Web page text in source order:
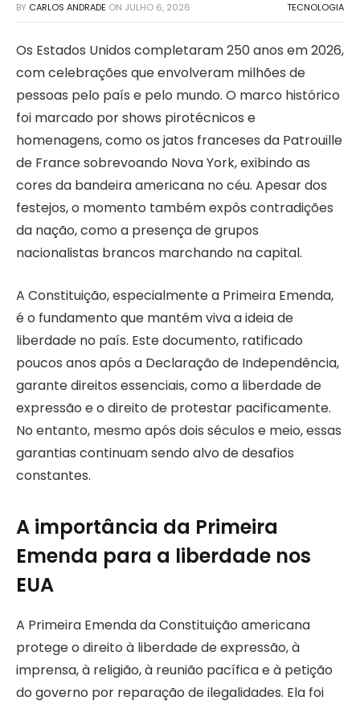
BY CARLOS ANDRADE ON JULHO 6, 2026 TECNOLOGIA
Os Estados Unidos completaram 250 anos em 2026,
com celebrações que envolveram milhões de
pessoas pelo país e pelo mundo. O marco histórico
foi marcado por shows pirotécnicos e
homenagens, como os jatos franceses da Patrouille
de France sobrevoando Nova York, exibindo as
cores da bandeira americana no céu. Apesar dos
festejos, o momento também expôs contradições
da nação, como a presença de grupos
nacionalistas brancos marchando na capital.
A Constituição, especialmente a Primeira Emenda,
é o fundamento que mantém viva a ideia de
liberdade no país. Este documento, ratificado
poucos anos após a Declaração de Independência,
garante direitos essenciais, como a liberdade de
expressão e o direito de protestar pacificamente.
No entanto, mesmo após dois séculos e meio, essas
garantias continuam sendo alvo de desafios
constantes.
A importância da Primeira
Emenda para a liberdade nos
EUA
A Primeira Emenda da Constituição americana
protege o direito à liberdade de expressão, à
imprensa, à religião, à reunião pacífica e à petição
do governo por reparação de ilegalidades. Ela foi